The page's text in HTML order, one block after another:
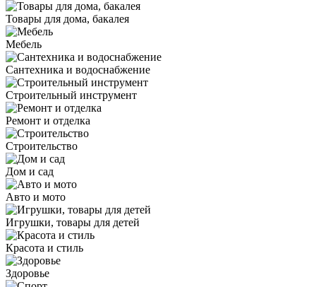
Товары для дома, бакалея
Мебель
Сантехника и водоснабжение
Строительный инструмент
Ремонт и отделка
Строительство
Дом и сад
Авто и мото
Игрушки, товары для детей
Красота и стиль
Здоровье